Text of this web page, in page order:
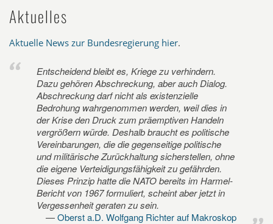
Aktuelles
Aktuelle News zur Bundesregierung hier.
Entscheidend bleibt es, Kriege zu verhindern.
Dazu gehören Abschreckung, aber auch Dialog.
Abschreckung darf nicht als existenzielle
Bedrohung wahrgenommen werden, weil dies in
der Krise den Druck zum präemptiven Handeln
vergrößern würde. Deshalb braucht es politische
Vereinbarungen, die die gegenseitige politische
und militärische Zurückhaltung sicherstellen, ohne
die eigene Verteidigungsfähigkeit zu gefährden.
Dieses Prinzip hatte die NATO bereits im Harmel-
Bericht von 1967 formuliert, scheint aber jetzt in
Vergessenheit geraten zu sein.
Oberst a.D. Wolfgang Richter auf Makroskop